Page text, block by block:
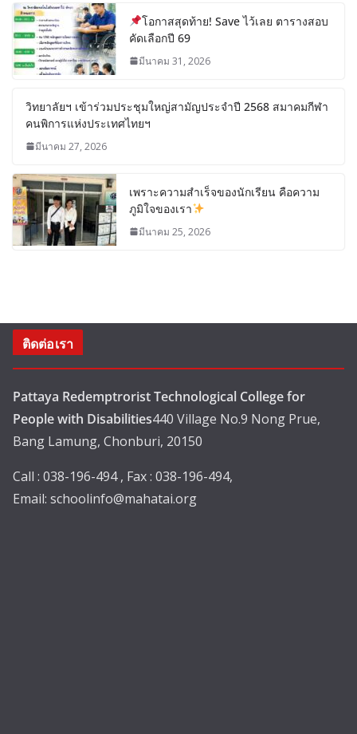
โอกาสสุดท้าย! Save ไว้เลย ตารางสอบ
คัดเลือกปี 69
มีนาคม 31, 2026
วิทยาลัยฯ เข้าร่วมประชุมใหญ่สามัญประจำปี 2568 สมาคมกีฬา
คนพิการแห่งประเทศไทยฯ
มีนาคม 27, 2026
เพราะความสำเร็จของนักเรียน คือความ
ภูมิใจของเรา
มีนาคม 25, 2026
ติดต่อเรา
Pattaya Redemptrorist Technological College for
People with Disabilities440 Village No.9 Nong Prue,
Bang Lamung, Chonburi, 20150
Call : 038-196-494 , Fax : 038-196-494,
Email: schoolinfo@mahatai.org